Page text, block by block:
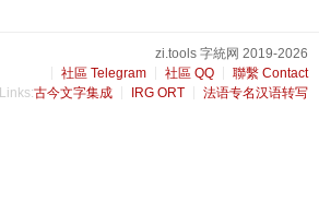
zi.tools 字統网 2019-2026
社區 Telegram
社區 QQ
聯繫 Contact
Links:古今文字集成 IRG ORT 法语专名汉语转写